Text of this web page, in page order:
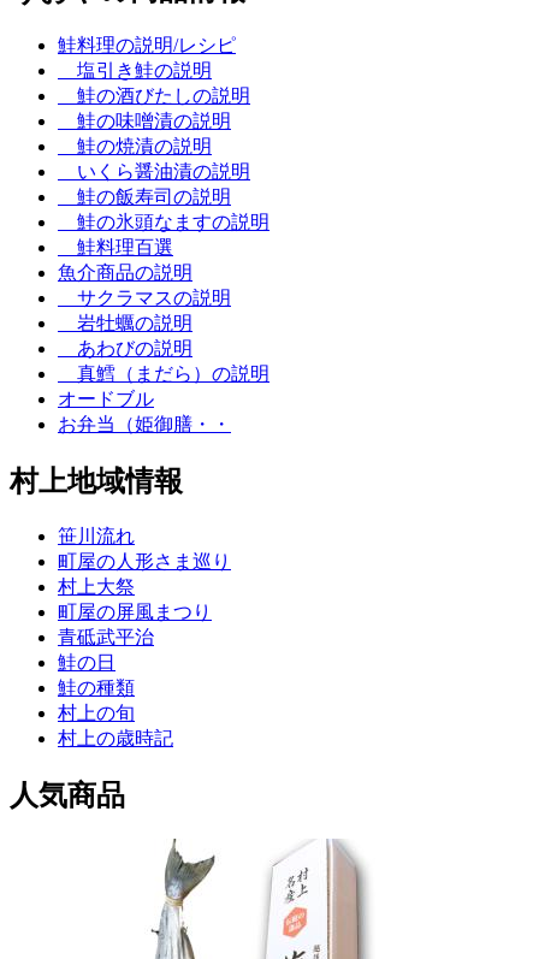
鮭料理の説明/レシピ
塩引き鮭の説明
鮭の酒びたしの説明
鮭の味噌漬の説明
鮭の焼漬の説明
いくら醤油漬の説明
鮭の飯寿司の説明
鮭の氷頭なますの説明
鮭料理百選
魚介商品の説明
サクラマスの説明
岩牡蠣の説明
あわびの説明
真鱈（まだら）の説明
オードブル
お弁当（姫御膳・・
村上地域情報
笹川流れ
町屋の人形さま巡り
村上大祭
町屋の屏風まつり
青砥武平治
鮭の日
鮭の種類
村上の旬
村上の歳時記
人気商品